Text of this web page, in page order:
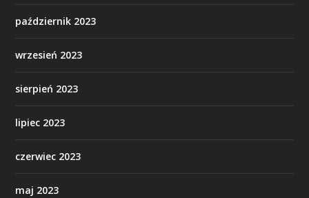
październik 2023
wrzesień 2023
sierpień 2023
lipiec 2023
czerwiec 2023
maj 2023